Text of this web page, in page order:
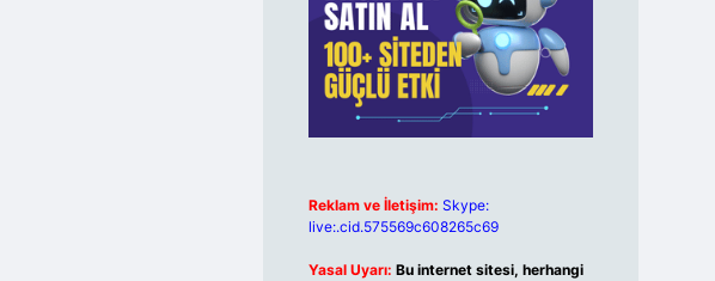
Reklam ve İletişim: Skype:
live:.cid.575569c608265c69
Yasal Uyarı: Bu internet sitesi, herhangi